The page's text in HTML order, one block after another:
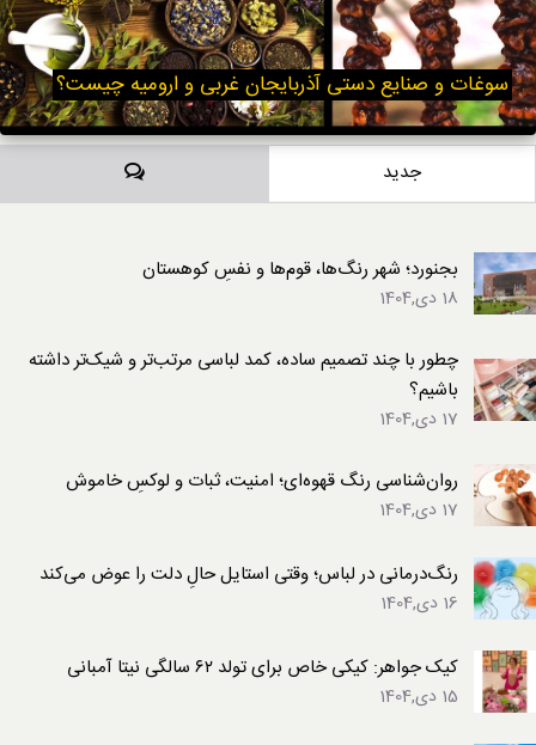
سوغات و صنایع دستی آذربایجان غربی و ارومیه چیست؟
جدید دیدگاه‌ها
بجنورد؛ شهر رنگ‌ها، قوم‌ها و نفسِ کوهستان
18 دی,1404
چطور با چند تصمیم ساده، کمد لباسی مرتب‌تر و شیک‌تر داشته
باشیم؟
17 دی,1404
روان‌شناسی رنگ قهوه‌ای؛ امنیت، ثبات و لوکسِ خاموش
17 دی,1404
رنگ‌درمانی در لباس؛ وقتی استایل حالِ دلت را عوض می‌کند
16 دی,1404
کیک جواهر: کیکی خاص برای تولد ۶۲ سالگی نیتا آمبانی
15 دی,1404